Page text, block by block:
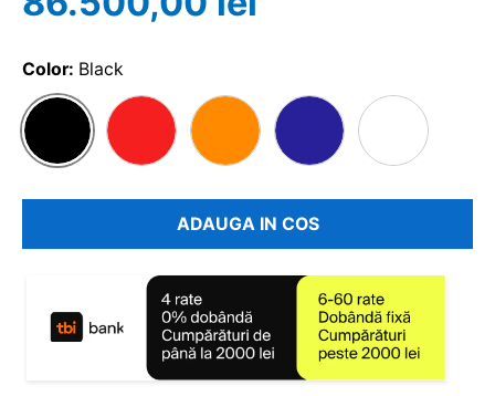
Color: Black
BLACK
ADAUGA IN COS